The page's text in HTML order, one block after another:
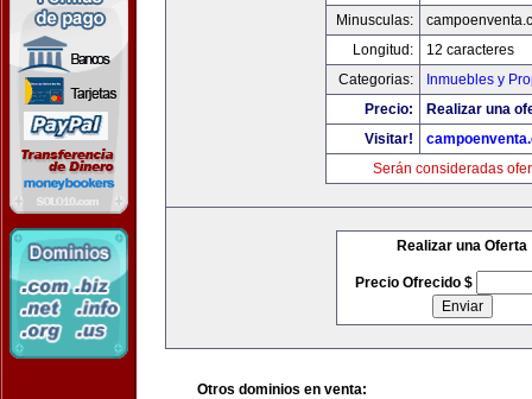
Minusculas:
Longitud:
12 caracteres
Categorias:
Inmuebles y
Precio:
Realizar una
Visitar!
Serán consideradas
Realizar una Oferta
Precio Ofrecido $
Otros dominios en venta: